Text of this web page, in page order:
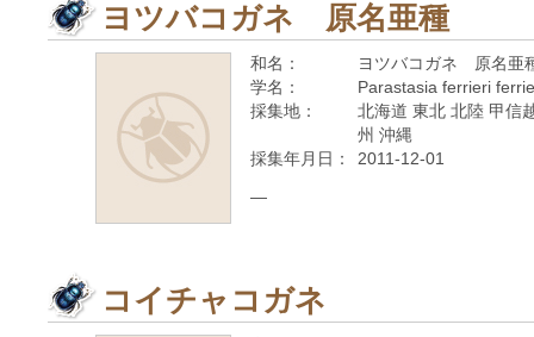
ヨツバコガネ 原名亜種
和名：
ヨツバコガネ 原名亜
学名：
Parastasia ferrieri
採集地：
北海道 東北 北陸 甲信
州 沖縄
採集年月日：
2011-12-01
—
コイチャコガネ